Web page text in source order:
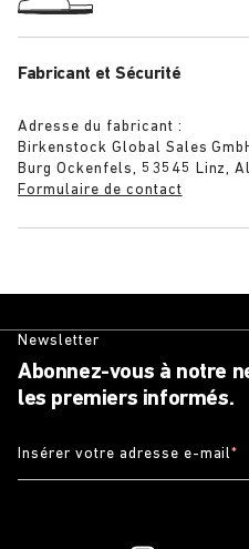
Fabricant et Sécurité
Adresse du fabricant :
Birkenstock Global Sales
Burg Ockenfels, 53545 Linz,
Formulaire de contact
Newsletter
Abonnez-vous à notre
les premiers informés.
Insérer votre adresse e-mail*